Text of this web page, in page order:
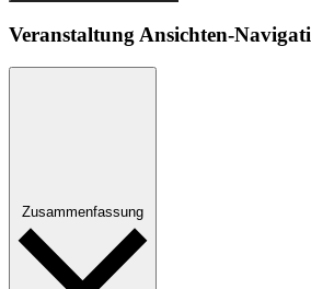
Veranstaltung Ansichten-
Zusammenfassung